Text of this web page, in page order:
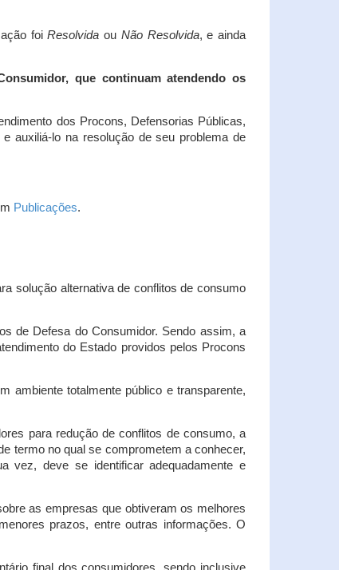
foiResolvida ou Não Resolvida, e ainda
que continuam atendendo os
dos Procons, Defensorias Públicas,
auxiliá-lo na resolução de seu problema de
Publicações.
solução alternativa de conflitos de consumo
de Defesa do Consumidor. Sendo assim, a
do Estado providos pelos Procons
ambiente totalmente público e transparente,
para redução de conflitos de consumo, a
termo no qual se comprometem a conhecer,
vez, deve se identificar adequadamente e
as empresas que obtiveram os melhores
prazos, entre outras informações. O